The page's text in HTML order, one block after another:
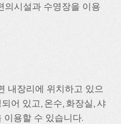
의시설과 수영장을 이용
내장리에 위치하고 있으
어 있고, 온수, 화장실, 샤
이용할 수 있습니다.